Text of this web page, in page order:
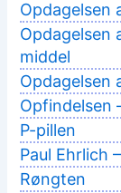
Opdagelsen
Opdagelsen
middel
Opdagelsen
Opfindelsen
P-pillen
Paul Ehrlich
Røngten